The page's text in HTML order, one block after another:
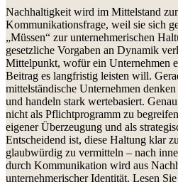
Nachhaltigkeit wird im Mittelstand
Kommunikationsfrage, weil sie sich
„Müssen“ zur unternehmerischen
gesetzliche Vorgaben an Dynamik
Mittelpunkt, wofür ein Unternehmen
Beitrag es langfristig leisten will.
mittelständische Unternehmen
und handeln stark wertebasiert.
nicht als Pflichtprogramm zu
eigener Überzeugung und als
Entscheidend ist, diese Haltung klar
glaubwürdig zu vermitteln – nach
durch Kommunikation wird aus
unternehmerischer Identität. Lesen